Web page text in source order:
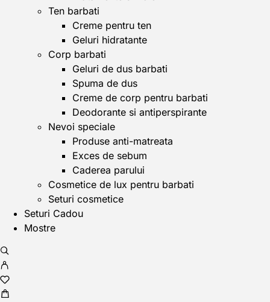
Ten barbati
Creme pentru ten
Geluri hidratante
Corp barbati
Geluri de dus barbati
Spuma de dus
Creme de corp pentru barbati
Deodorante si antiperspirante
Nevoi speciale
Produse anti-matreata
Exces de sebum
Caderea parului
Cosmetice de lux pentru barbati
Seturi cosmetice
Seturi Cadou
Mostre